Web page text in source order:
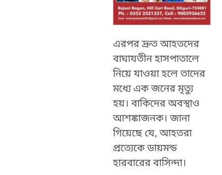
এরপর দ্রুত আহতদের
বাঘাযতীন হাসপাতালে
নিয়ে যাওয়া হলে তাদের
মধ্যে এক জনের মৃত্যু
হয়। বাকিদের অবস্থাও
আশঙ্কাজনক। জানা
গিয়েছে যে, আহতরা
প্রত্যেকে ডায়মন্ড
হারবারের বাসিন্দা।